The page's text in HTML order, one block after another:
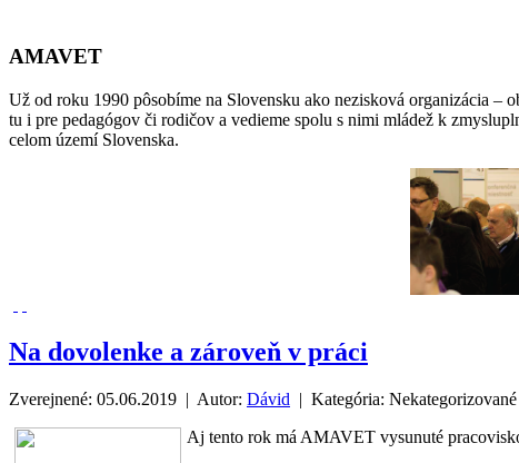
AMAVET
Už od roku 1990 pôsobíme na Slovensku ako nezisková organizácia –
tu i pre pedagógov či rodičov a vedieme spolu s nimi mládež k
celom území Slovenska.
Na dovolenke a zároveň v práci
Zverejnené: 05.06.2019 | Autor: Dávid | Kategória: Nekategorizované
Aj tento rok má AMAVET vysunuté